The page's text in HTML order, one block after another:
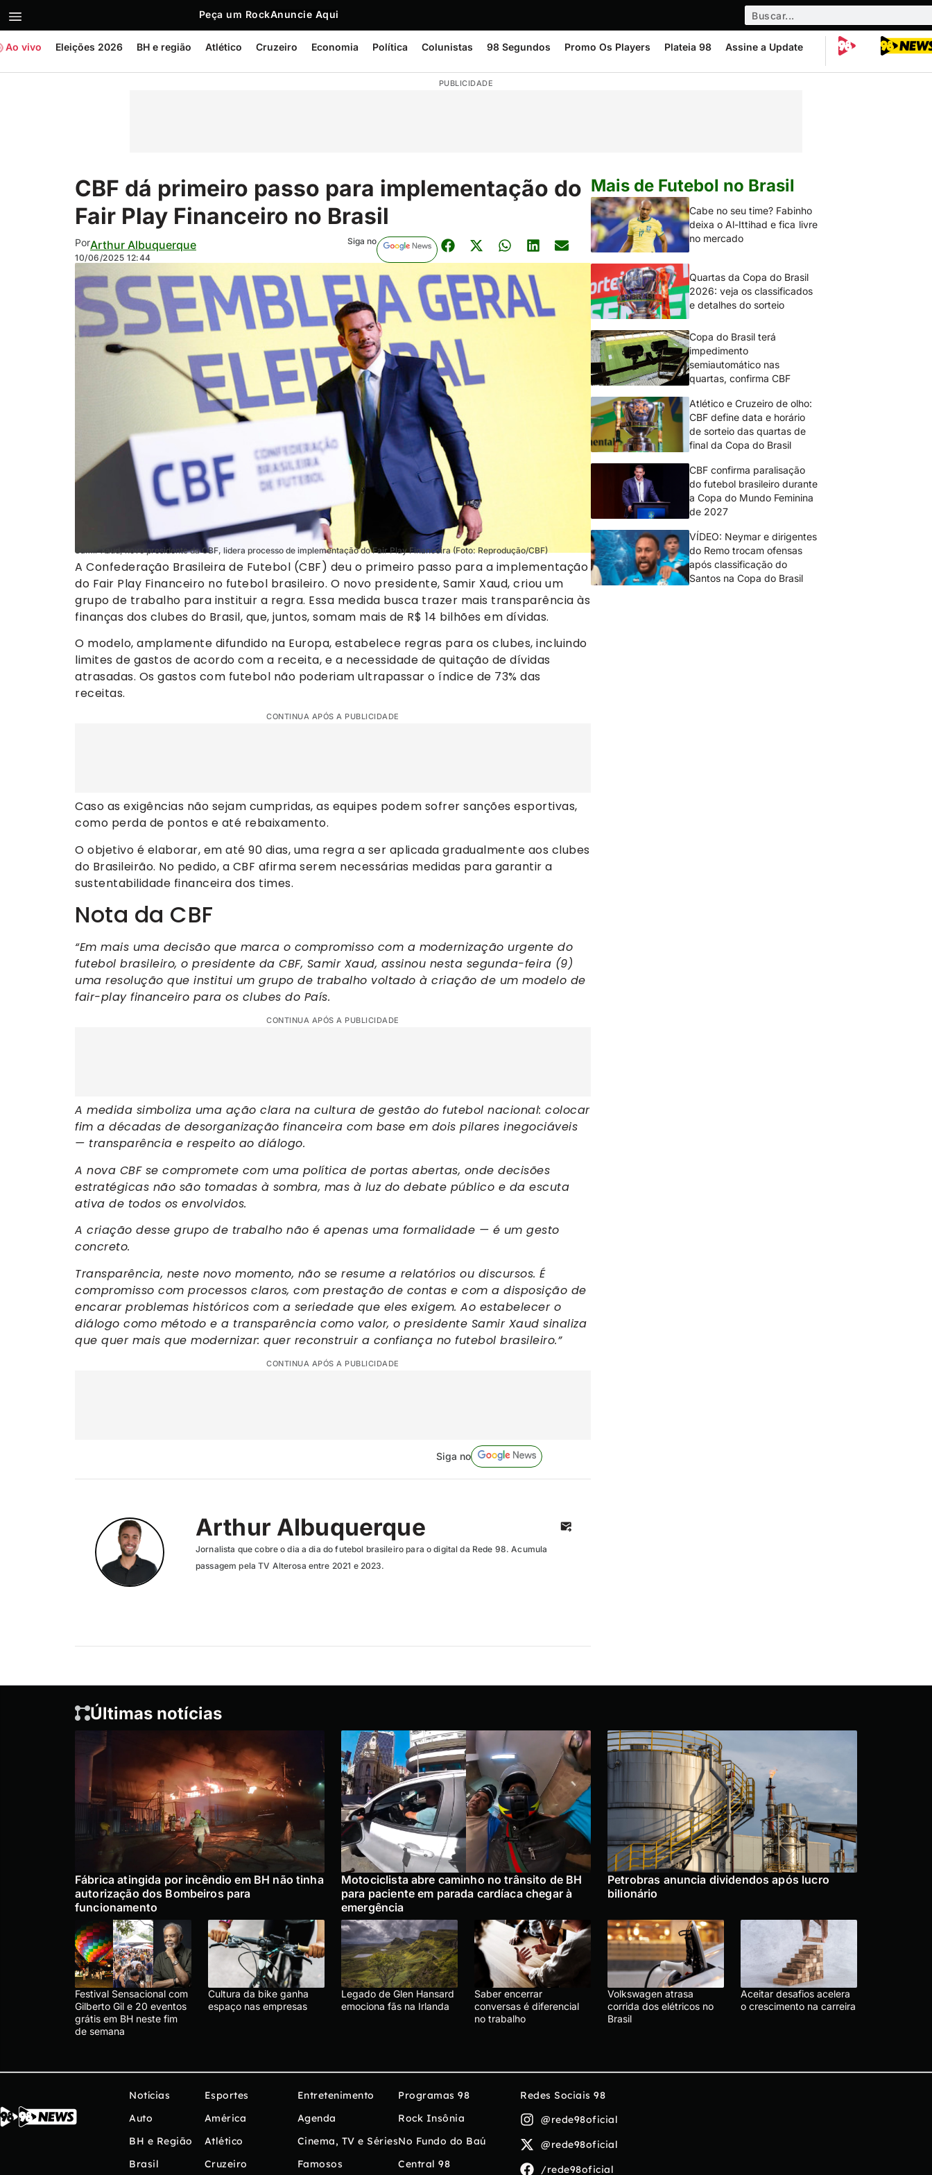
Peça um RockAnuncie Aqui
Ao vivo Eleições 2026 BH e região Atlético Cruzeiro Economia Política Colunistas 98 Segundos Promo Os Players Plateia 98 Assine a Update
PUBLICIDADE
CBF dá primeiro passo para implementação do
Fair Play Financeiro no Brasil
PorArthur Albuquerque
10/06/2025 12:44
Siga no
Samir Xaud, novo presidente da CBF, lidera processo de implementação do Fair Play Financeira (Foto: Reprodução/CBF)
A Confederação Brasileira de Futebol (CBF) deu o primeiro passo para a implementação
do Fair Play Financeiro no futebol brasileiro. O novo presidente, Samir Xaud, criou um
grupo de trabalho para instituir a regra. Essa medida busca trazer mais transparência às
finanças dos clubes do Brasil, que, juntos, somam mais de R$ 14 bilhões em dívidas.
O modelo, amplamente difundido na Europa, estabelece regras para os clubes, incluindo
limites de gastos de acordo com a receita, e a necessidade de quitação de dívidas
atrasadas. Os gastos com futebol não poderiam ultrapassar o índice de 73% das
receitas.
CONTINUA APÓS A PUBLICIDADE
Caso as exigências não sejam cumpridas, as equipes podem sofrer sanções esportivas,
como perda de pontos e até rebaixamento.
O objetivo é elaborar, em até 90 dias, uma regra a ser aplicada gradualmente aos clubes
do Brasileirão. No pedido, a CBF afirma serem necessárias medidas para garantir a
sustentabilidade financeira dos times.
Nota da CBF
“Em mais uma decisão que marca o compromisso com a modernização urgente do
futebol brasileiro, o presidente da CBF, Samir Xaud, assinou nesta segunda-feira (9)
uma resolução que institui um grupo de trabalho voltado à criação de um modelo de
fair-play financeiro para os clubes do País.
CONTINUA APÓS A PUBLICIDADE
A medida simboliza uma ação clara na cultura de gestão do futebol nacional: colocar
fim a décadas de desorganização financeira com base em dois pilares inegociáveis
— transparência e respeito ao diálogo.
A nova CBF se compromete com uma política de portas abertas, onde decisões
estratégicas não são tomadas à sombra, mas à luz do debate público e da escuta
ativa de todos os envolvidos.
A criação desse grupo de trabalho não é apenas uma formalidade — é um gesto
concreto.
Transparência, neste novo momento, não se resume a relatórios ou discursos. É
compromisso com processos claros, com prestação de contas e com a disposição de
encarar problemas históricos com a seriedade que eles exigem. Ao estabelecer o
diálogo como método e a transparência como valor, o presidente Samir Xaud sinaliza
que quer mais que modernizar: quer reconstruir a confiança no futebol brasileiro.”
CONTINUA APÓS A PUBLICIDADE
Siga no
Arthur Albuquerque
Jornalista que cobre o dia a dia do futebol brasileiro para o digital da Rede 98. Acumula
passagem pela TV Alterosa entre 2021 e 2023.
Mais de Futebol no Brasil
Cabe no seu time? Fabinho
deixa o Al-Ittihad e fica livre
no mercado
Quartas da Copa do Brasil
2026: veja os classificados
e detalhes do sorteio
Copa do Brasil terá
impedimento
semiautomático nas
quartas, confirma CBF
Atlético e Cruzeiro de olho:
CBF define data e horário
de sorteio das quartas de
final da Copa do Brasil
CBF confirma paralisação
do futebol brasileiro durante
a Copa do Mundo Feminina
de 2027
VÍDEO: Neymar e dirigentes
do Remo trocam ofensas
após classificação do
Santos na Copa do Brasil
Últimas notícias
Fábrica atingida por incêndio em BH não tinha
autorização dos Bombeiros para
funcionamento
Motociclista abre caminho no trânsito de BH
para paciente em parada cardíaca chegar à
emergência
Petrobras anuncia dividendos após lucro
bilionário
Festival Sensacional com
Gilberto Gil e 20 eventos
grátis em BH neste fim
de semana
Cultura da bike ganha
espaço nas empresas
Legado de Glen Hansard
emociona fãs na Irlanda
Saber encerrar
conversas é diferencial
no trabalho
Volkswagen atrasa
corrida dos elétricos no
Brasil
Aceitar desafios acelera
o crescimento na carreira
Notícias
Auto
BH e Região
Brasil
Esportes
América
Atlético
Cruzeiro
Entretenimento
Agenda
Cinema, TV e Séries
Famosos
Programas 98
Rock Insônia
No Fundo do Baú
Central 98
Redes Sociais 98
@rede98oficial
@rede98oficial
/rede98oficial